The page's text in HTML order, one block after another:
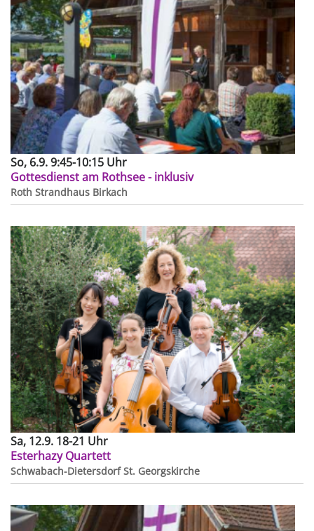
So, 6.9. 9:45-10:15 Uhr
Gottesdienst am Rothsee - inklusiv
Roth Strandhaus Birkach
Sa, 12.9. 18-21 Uhr
Esterhazy Quartett
Schwabach-Dietersdorf St. Georgskirche